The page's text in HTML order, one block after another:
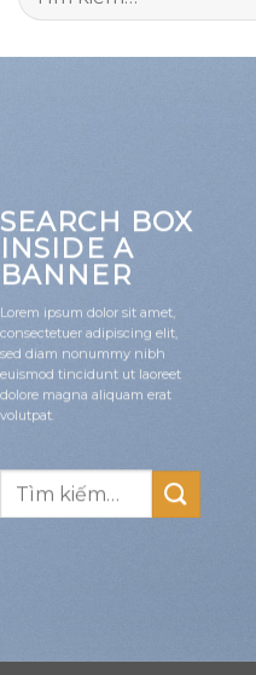
kiếm:
SEARCH BOX
INSIDE A
BANNER
Lorem ipsum dolor sit amet,
consectetuer adipiscing elit,
sed diam nonummy nibh
euismod tincidunt ut laoreet
dolore magna aliquam erat
volutpat.
Tìm